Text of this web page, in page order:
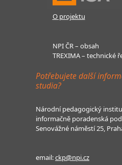
O projektu
NPI ČR – obsah
TREXIMA – technické
Potřebujete další
studia?
Národní pedagogický
informačně poradenská
Senovážné náměstí 25,
email:ckp@npi.cz